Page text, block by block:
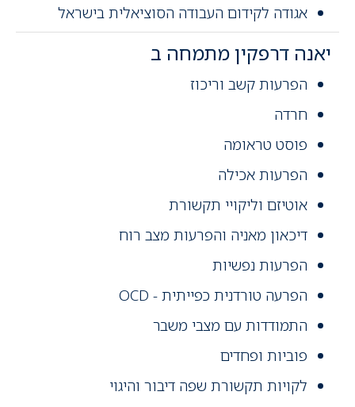
אגודה לקידום העבודה הסוציאלית בישראל
יאנה דרפקין מתמחה ב
הפרעות קשב וריכוז
חרדה
פוסט טראומה
הפרעות אכילה
אוטיזם וליקויי תקשורת
דיכאון מאניה והפרעות מצב רוח
הפרעות נפשיות
הפרעה טורדנית כפייתית - OCD
התמודדות עם מצבי משבר
פוביות ופחדים
לקויות תקשורת שפה דיבור והיגוי